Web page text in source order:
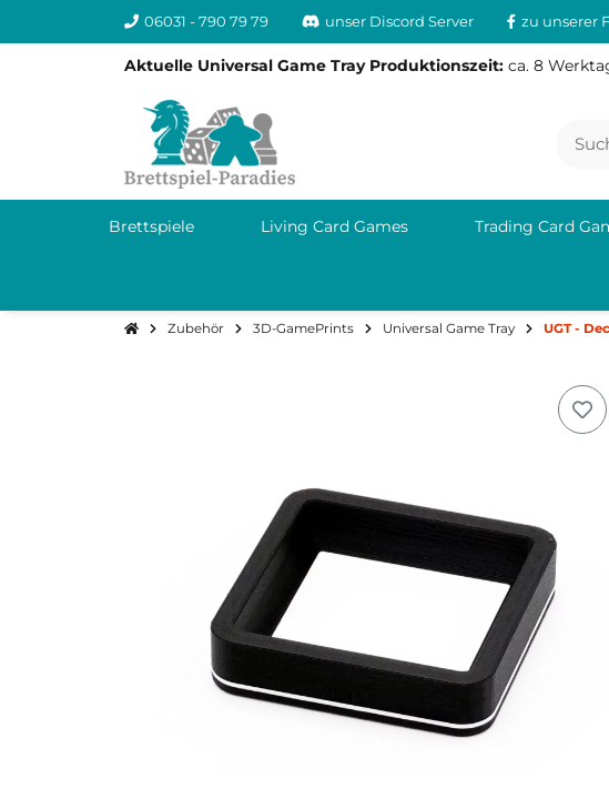
06031 - 790 79 79 unser Discord Server zu unserer
Aktuelle Universal Game Tray Produktionszeit: ca. 8
Brettspiele Living Card Games Trading Card
Zubehör 3D-GamePrints Universal Game Tray UGT -